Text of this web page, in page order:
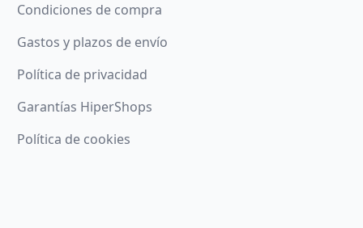
Condiciones de compra
Gastos y plazos de envío
Política de privacidad
Garantías HiperShops
Política de cookies